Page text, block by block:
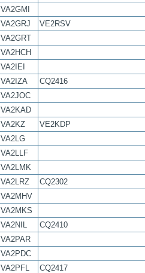
VA2GMI
VA2GRJ
VE2RSV
VA2GRT
VA2HCH
VA2IEI
VA2IZA
CQ2416
VA2JOC
VA2KAD
VA2KZ
VE2KDP
VA2LG
VA2LLF
VA2LMK
VA2LRZ
CQ2302
VA2MHV
VA2MKS
VA2NIL
CQ2410
VA2PAR
VA2PDC
VA2PFL
CQ2417